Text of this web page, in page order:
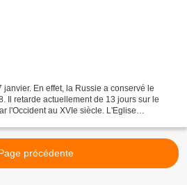
janvier. En effet, la Russie a conservé le
Il retarde actuellement de 13 jours sur le
l'Occident au XVIe siècle. L'Eglise
précédente